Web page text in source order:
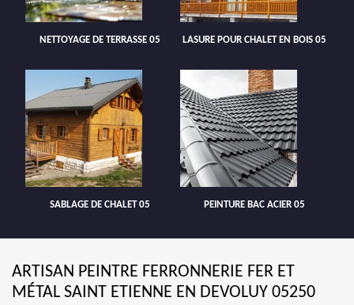
NETTOYAGE DE TERRASSE 05 LASURE POUR CHALET EN BOIS 05
SABLAGE DE CHALET 05 PEINTURE BAC ACIER 05
ARTISAN PEINTRE FERRONNERIE FER ET
MÉTAL SAINT ETIENNE EN DEVOLUY 05250